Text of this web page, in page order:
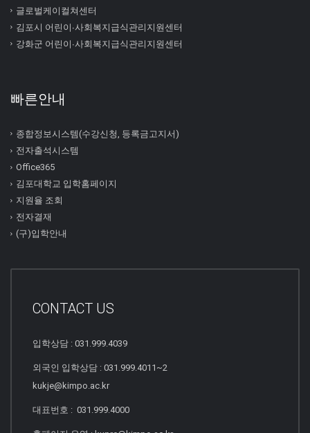
글로벌케이컬쳐센터
김포시 어린이∙사회복지급식관리지원센터
강화군 어린이∙사회복지급식관리지원센터
빠른안내
종합정보시스템(수강신청, 등록금고지서)
전자출석시스템
Office365
김포대학교 입학홈페이지
지원율 조회
전자결재
(구)입학안내
CONTACT US
입학상담 : 031.999.4039
외국인 입학상담 : 031.999.4011~2
kukje@kimpo.ac.kr
대표번호 : 031.999.4000